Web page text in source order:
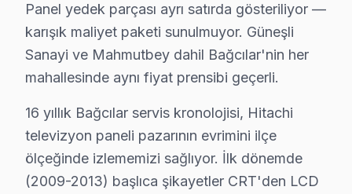
3.Anakart Problemi: Cihazın sıklıkla yeniden
4. Backlight Arızası: Ekranın bazı bölgelerinde
Yazılım Sorunları
: Güncellemelerden sonra
Hitachi Anakart ve Panel Sorunları: Teknik
100. Yıl'da Hitachi TV Servisi
Panel yedek parçası ayrı satırda gösteriliyor —
karışık maliyet paketi sunulmuyor. Güneşli
Sanayi ve Mahmutbey dahil Bağcılar'nin her
mahallesinde aynı fiyat prensibi geçerli.
16 yıllık Bağcılar servis kronolojisi, Hitachi
televizyon paneli pazarının evrimini ilçe
ölçeğinde izlememizi sağlıyor. İlk dönemde
(2009-2013) başlıca şikayetler CRT'den LCD